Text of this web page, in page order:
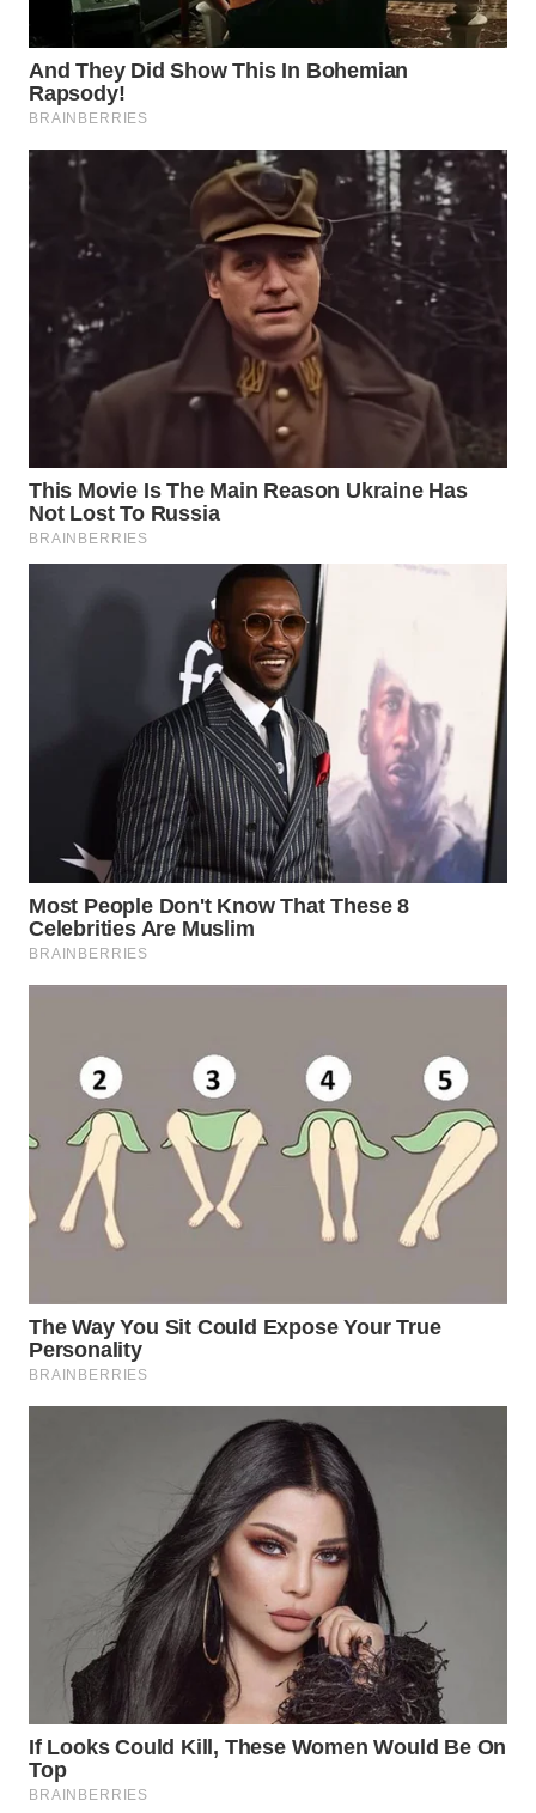
WN
INDRAMAYU
WN
SUBANG
WN
SUKABUMI
WN
PURWAKARTA
WN
BOROBUDUR
WN
MADURA
NATUNA
WN
BINTAN
MANDALIKA
WN
WAHANA
NEWS